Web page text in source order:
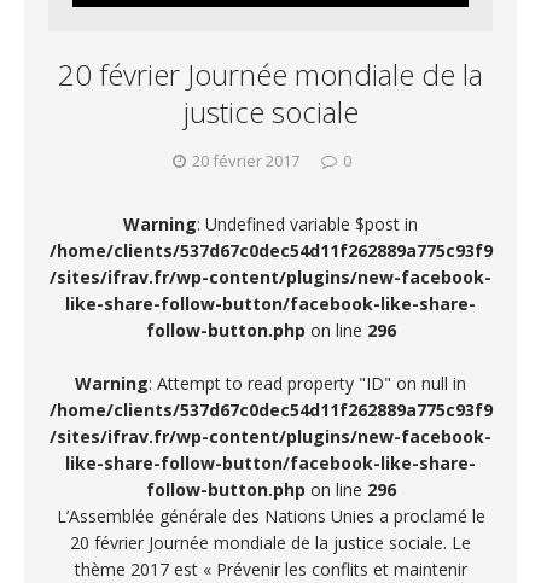
20 février Journée mondiale de la
justice sociale
20 février 2017 0
Warning: Undefined variable $post in
/home/clients/537d67c0dec54d11f262889a775c93f9
/sites/ifrav.fr/wp-content/plugins/new-facebook-
like-share-follow-button/facebook-like-share-
follow-button.php on line 296
Warning: Attempt to read property "ID" on null in
/home/clients/537d67c0dec54d11f262889a775c93f9
/sites/ifrav.fr/wp-content/plugins/new-facebook-
like-share-follow-button/facebook-like-share-
follow-button.php on line 296
L’Assemblée générale des Nations Unies a proclamé le
20 février Journée mondiale de la justice sociale. Le
thème 2017 est « Prévenir les conflits et maintenir